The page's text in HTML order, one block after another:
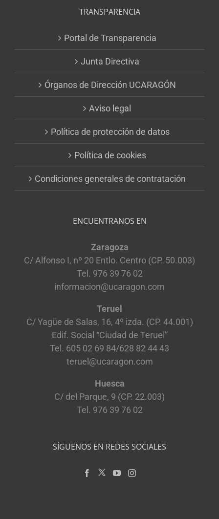
TRANSPARENCIA
Portal de Transparencia
Junta Directiva
Órganos de Dirección UCARAGÓN
Aviso legal
Política de protección de datos
Política de cookies
Condiciones generales de contratación
ENCUENTRANOS EN
Zaragoza
C/ Alfonso I, nº 20 Entlo. Centro (CP. 50.003)
Tel. 976 39 76 02
informacion@ucaragon.com
Teruel
C/ Yagüe de Salas, 16, 4º izda. (CP. 44.001)
Edif. Social “Ciudad de Teruel”
Tel. 605 02 69 84/628 82 44 43
teruel@ucaragon.com
Huesca
C/ del Parque, 9 (CP. 22.003)
Tel. 976 39 76 02
SÍGUENOS EN REDES SOCIALES